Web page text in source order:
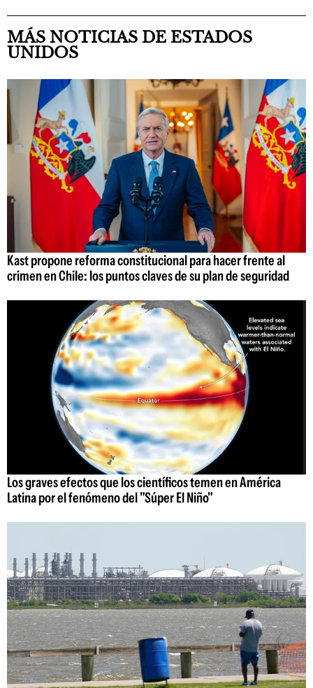
MÁS NOTICIAS DE ESTADOS
UNIDOS
Kast propone reforma constitucional para hacer frente al
crimen en Chile: los puntos claves de su plan de seguridad
Los graves efectos que los científicos temen en América
Latina por el fenómeno del "Súper El Niño"